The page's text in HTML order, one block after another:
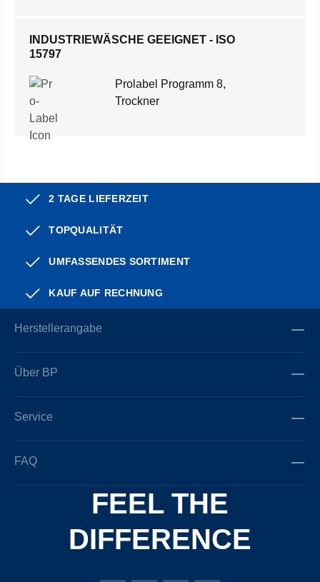
INDUSTRIEWÄSCHE GEEIGNET - ISO
15797
Prolabel Programm 8,
Trockner
2 TAGE LIEFERZEIT
TOPQUALITÄT
UMFASSENDES SORTIMENT
KAUF AUF RECHNUNG
Herstellerangabe
Über BP
Service
FAQ
FEEL THE
DIFFERENCE